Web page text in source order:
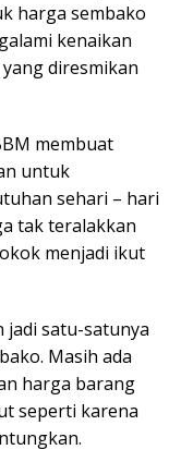
harga sembako
kenaikan
diresmikan
membuat
untuk
sehari – hari
tak teralakkan
menjadi ikut
jadi satu-satunya
Masih ada
harga barang
seperti karena